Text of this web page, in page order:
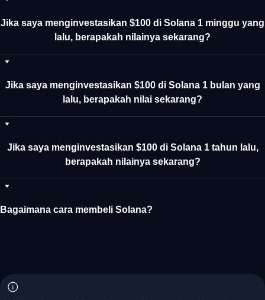
Jika saya menginvestasikan $100 di Solana 1 minggu yang
lalu, berapakah nilainya sekarang?
Jika saya menginvestasikan $100 di Solana 1 bulan yang
lalu, berapakah nilai sekarang?
Jika saya menginvestasikan $100 di Solana 1 tahun lalu,
berapakah nilainya sekarang?
Bagaimana cara membeli Solana?